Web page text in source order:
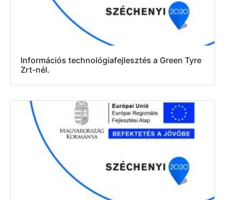
Információs technológiafejlesztés a Green Tyre
Zrt-nél.